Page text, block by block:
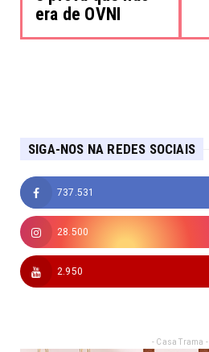
era de OVNI
SIGA-NOS NA REDES SOCIAIS
737.531
28.500
2.950
- Casa Trama -